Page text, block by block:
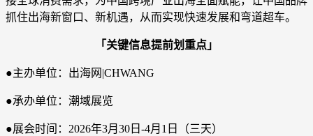
抓住出海新窗口、新机遇，从而实现快速发展和弯道超车。
「关键信息提前划重点」
●主办单位：出海网|CHWANG
●承办单位：潮域展览
●展会时间：2026年3月30日-4月1日（三天）